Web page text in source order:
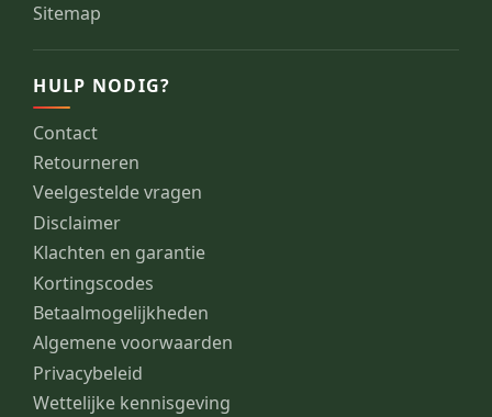
Sitemap
HULP NODIG?
Contact
Retourneren
Veelgestelde vragen
Disclaimer
Klachten en garantie
Kortingscodes
Betaalmogelijkheden
Algemene voorwaarden
Privacybeleid
Wettelijke kennisgeving